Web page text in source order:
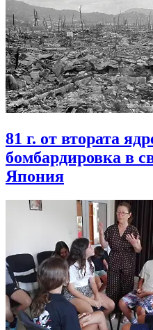
81 г. от втората
бомбардировка в
Япония